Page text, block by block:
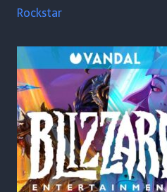
Rockstar